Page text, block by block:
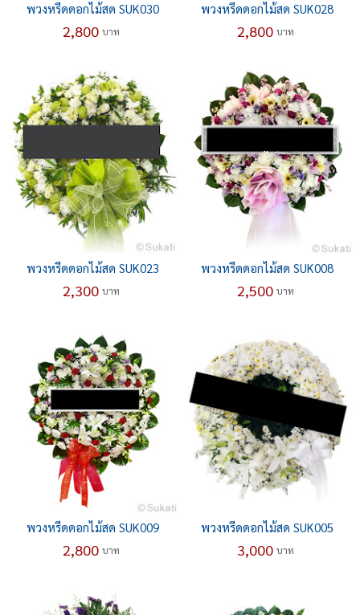
พวงหรีดดอกไม้สด SUK030
2,800 บาท
พวงหรีดดอกไม้สด SUK028
2,800 บาท
พวงหรีดดอกไม้สด SUK023
2,300 บาท
พวงหรีดดอกไม้สด SUK008
2,500 บาท
พวงหรีดดอกไม้สด SUK009
2,800 บาท
พวงหรีดดอกไม้สด SUK005
3,000 บาท